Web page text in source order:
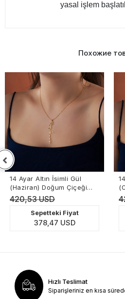
yasal işlem
Похожие
14 Ayar Altın İsimli Gül
(Haziran) Doğum Çiçeği
Kolye
420,53 USD
Sepetteki Fiyat
378,47 USD
Hızlı Teslimat
Siparişleriniz en kısa